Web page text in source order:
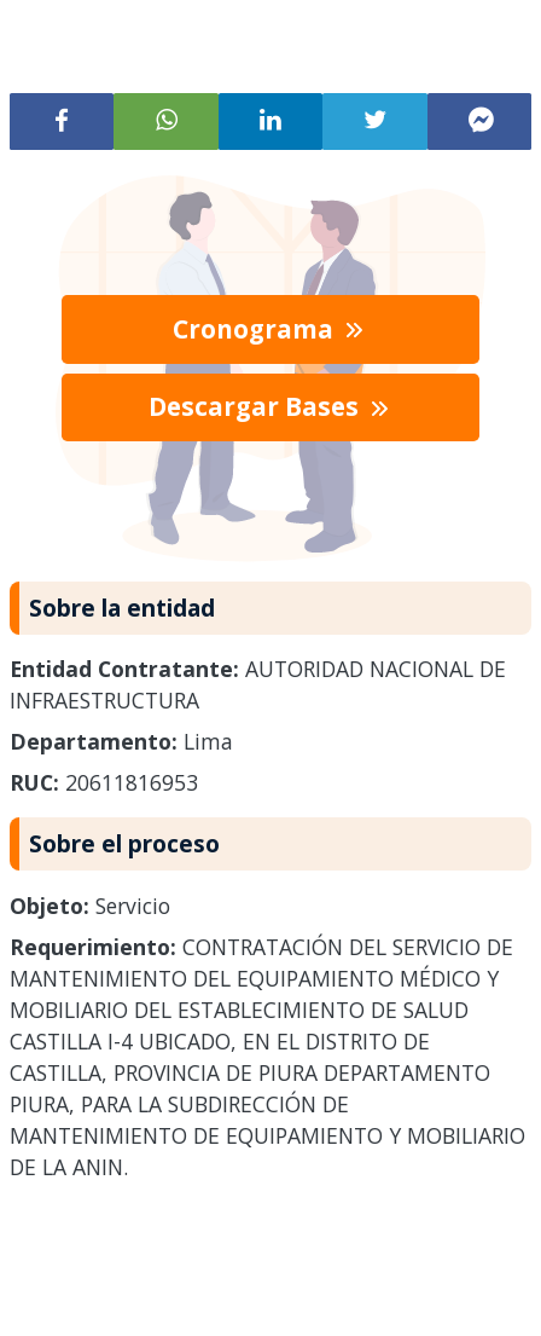
Cronograma
Descargar Bases
Sobre la entidad
Entidad Contratante: AUTORIDAD NACIONAL DE
INFRAESTRUCTURA
Departamento: Lima
RUC: 20611816953
Sobre el proceso
Objeto: Servicio
Requerimiento: CONTRATACIÓN DEL SERVICIO DE
MANTENIMIENTO DEL EQUIPAMIENTO MÉDICO Y
MOBILIARIO DEL ESTABLECIMIENTO DE SALUD
CASTILLA I-4 UBICADO, EN EL DISTRITO DE
CASTILLA, PROVINCIA DE PIURA DEPARTAMENTO
PIURA, PARA LA SUBDIRECCIÓN DE
MANTENIMIENTO DE EQUIPAMIENTO Y MOBILIARIO
DE LA ANIN.